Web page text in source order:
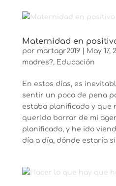
Maternidad en
por martagr2019| May 17,
madres?, Educación
En estos días, es
sentir un poco de pena
estaba planificado y que
querido borrar de mi
planificado, y he ido
día a día, dónde estaría